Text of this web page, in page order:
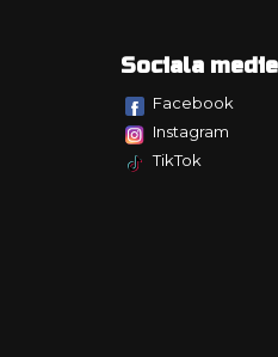
Sociala
Facebook
Instagram
TikTok